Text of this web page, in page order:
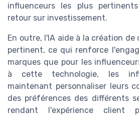
influenceurs les plus
retour sur investissement.
En outre, l'IA aide à la création
pertinent, ce qui renforce
marques que pour les
à cette technologie, les
maintenant personnaliser leurs
des préférences des différents
rendant l'expérience client